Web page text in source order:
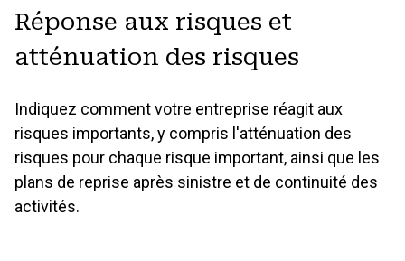
Réponse aux risques et
atténuation des risques
Indiquez comment votre entreprise réagit aux
risques importants, y compris l'atténuation des
risques pour chaque risque important, ainsi que les
plans de reprise après sinistre et de continuité des
activités.